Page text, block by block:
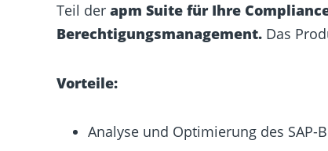
Teil der apm Suite fürIhre
Berechtigungsmanagement. Das
Vorteile:
Analyse und Optimierung des SAP-